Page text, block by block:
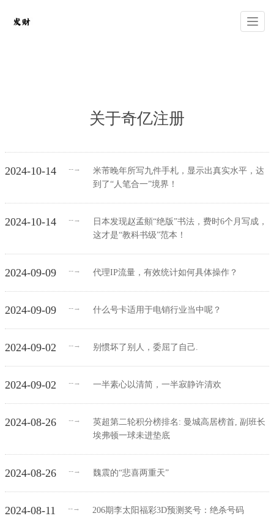
奇亿注册 >关于奇亿注册>
关于奇亿注册
2024-10-14 --→
米芾晚年所写九件手札，显示出真实水平，达
到了“人笔合一”境界！
2024-10-14 --→
日本发现赵孟頫“绝版”书法，费时6个月写成，
这才是“教科书级”范本！
2024-09-09 --→ 代理IP流量，有效统计如何具体操作？
2024-09-09 --→ 什么号卡适用于电销行业当中呢？
2024-09-02 --→ 别惯坏了别人，委屈了自己.
2024-09-02 --→ 一半素心以清简，一半寂静许清欢
2024-08-26 --→
英超第二轮积分榜排名: 曼城高居榜首, 副班长
埃弗顿一球未进垫底
2024-08-26 --→ 魏震的“悲喜两重天”
2024-08-11 --→ 206期李太阳福彩3D预测奖号：绝杀号码